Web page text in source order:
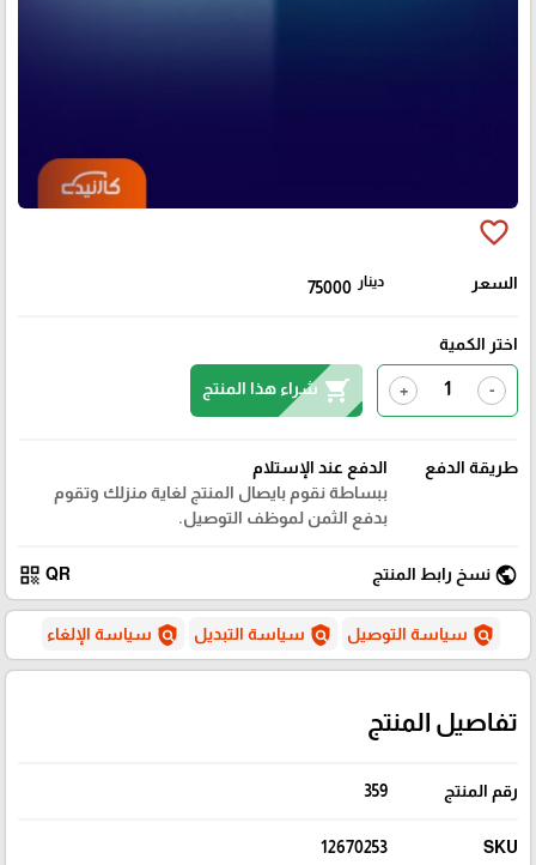
favorite_border
السعر 75000 دينار
اختر الكمية
-
+
shopping_cart شراء هذا المنتج
طريقة الدفع
الدفع عند الإستلام
ببساطة نقوم بايصال المنتج لغاية منزلك وتقوم
بدفع الثمن لموظف التوصيل.
public نسخ رابط المنتج QR
qr_code
policy سياسة التوصيل policy سياسة التبديل policy سياسة الإلغاء
تفاصيل المنتج
رقم المنتج 359
SKU
12670253